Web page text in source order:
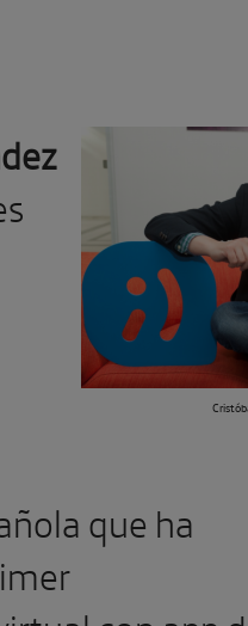
que ha